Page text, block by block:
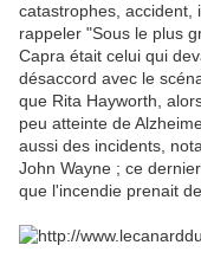
catastrophes, accident,
rappeler "Sous le plus
Capra était celui qui
désaccord avec le
que Rita Hayworth,
peu atteinte de
aussi des incidents,
John Wayne ; ce
que l'incendie prenait